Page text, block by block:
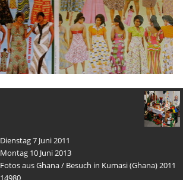
Dienstag 7 Juni 2011
Montag 10 Juni 2013
Fotos aus Ghana/ Besuch in Kumasi (Ghana) 2011
14980